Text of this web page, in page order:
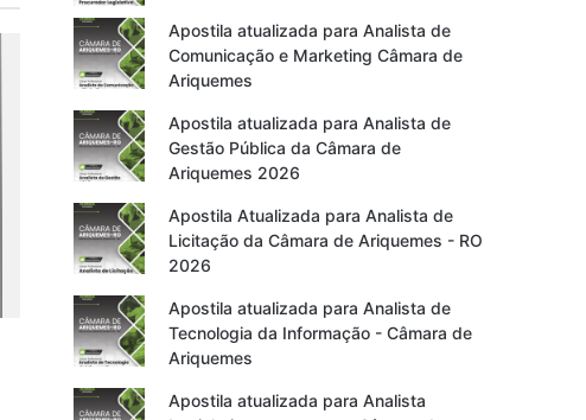
Apostila atualizada para Analista de
Comunicação e Marketing Câmara de
Ariquemes
Apostila atualizada para Analista de
Gestão Pública da Câmara de
Ariquemes 2026
Apostila Atualizada para Analista de
Licitação da Câmara de Ariquemes - RO
2026
Apostila atualizada para Analista de
Tecnologia da Informação - Câmara de
Ariquemes
Apostila atualizada para Analista